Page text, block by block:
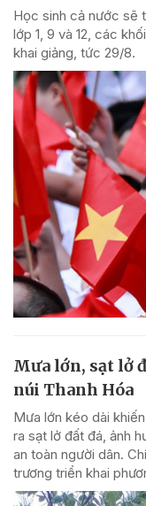
Học sinh cả nước sẽ
lớp 1, 9 và 12, các
khai giảng, tức 29/8.
Mưa lớn, sạt lở
núi Thanh Hóa
Mưa lớn kéo dài
ra sạt lở đất đá, ảnh
an toàn người dân.
trương triển khai